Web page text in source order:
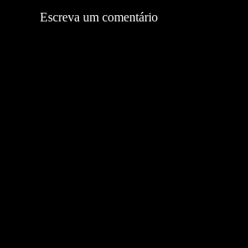
Escreva um comentário